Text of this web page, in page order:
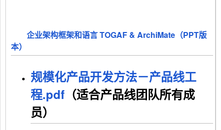
企业架构框架和语言 TOGAF & ArchiMate（PPT版
本）
规模化产品开发方法－产品线工
程.pdf （适合产品线团队所有成
员）